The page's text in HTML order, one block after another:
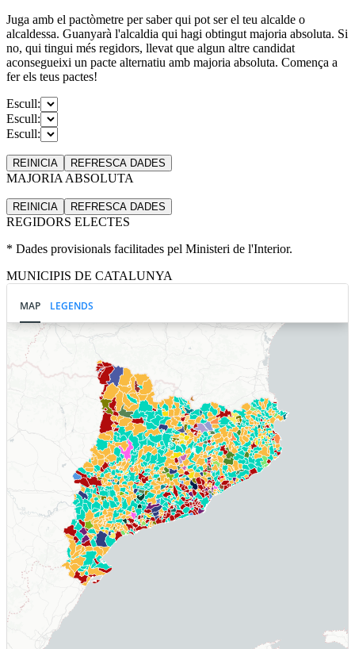
Juga amb el pactòmetre per saber qui pot ser el teu alcalde o
alcaldessa. Guanyarà l'alcaldia qui hagi obtingut majoria absoluta. Si
no, qui tingui més regidors, llevat que algun altre candidat
aconsegueixi un pacte alternatiu amb majoria absoluta. Comença a
fer els teus pactes!
Escull:
Escull:
Escull:
REINICIA REFRESCA DADES
MAJORIA ABSOLUTA
REINICIA REFRESCA DADES
REGIDORS ELECTES
* Dades provisionals facilitades pel Ministeri de l'Interior.
MUNICIPIS DE CATALUNYA